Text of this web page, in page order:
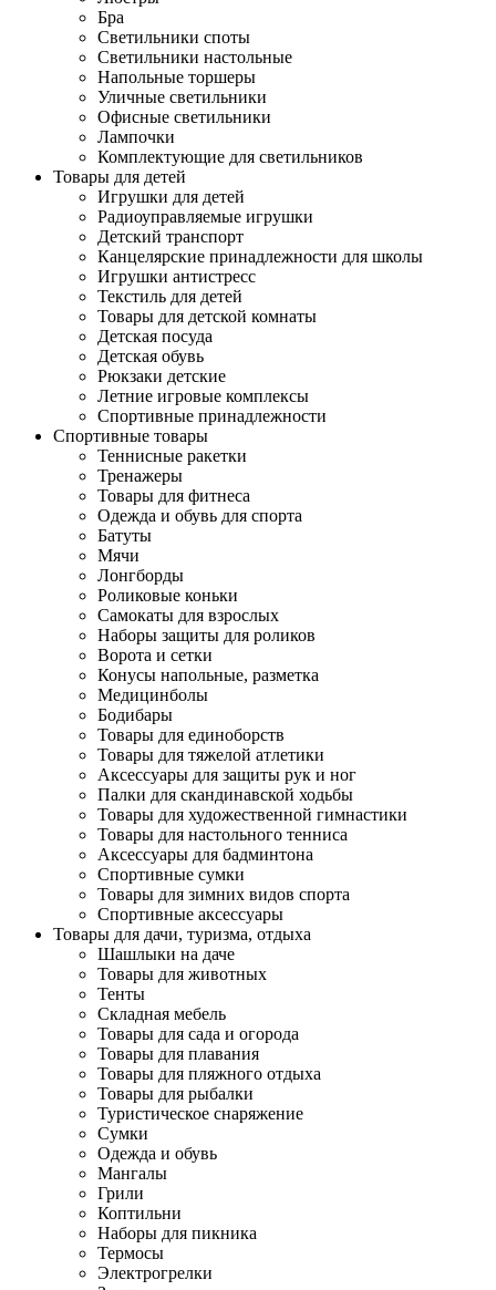
Бра
Светильники споты
Светильники настольные
Напольные торшеры
Уличные светильники
Офисные светильники
Лампочки
Комплектующие для светильников
Товары для детей
Игрушки для детей
Радиоуправляемые игрушки
Детский транспорт
Канцелярские принадлежности для школы
Игрушки антистресс
Текстиль для детей
Товары для детской комнаты
Детская посуда
Детская обувь
Рюкзаки детские
Летние игровые комплексы
Спортивные принадлежности
Спортивные товары
Теннисные ракетки
Тренажеры
Товары для фитнеса
Одежда и обувь для спорта
Батуты
Мячи
Лонгборды
Роликовые коньки
Самокаты для взрослых
Наборы защиты для роликов
Ворота и сетки
Конусы напольные, разметка
Медицинболы
Бодибары
Товары для единоборств
Товары для тяжелой атлетики
Аксессуары для защиты рук и ног
Палки для скандинавской ходьбы
Товары для художественной гимнастики
Товары для настольного тенниса
Аксессуары для бадминтона
Спортивные сумки
Товары для зимних видов спорта
Спортивные аксессуары
Товары для дачи, туризма, отдыха
Шашлыки на даче
Товары для животных
Тенты
Складная мебель
Товары для сада и огорода
Товары для плавания
Товары для пляжного отдыха
Товары для рыбалки
Туристическое снаряжение
Сумки
Одежда и обувь
Мангалы
Грили
Коптильни
Наборы для пикника
Термосы
Электрогрелки